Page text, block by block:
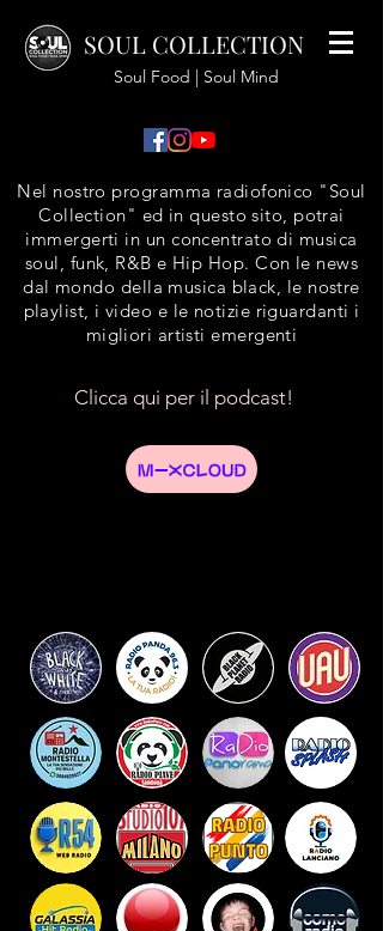
SOUL COLLECTION
Soul Food | Soul Mind
Nel nostro programma radiofonico "Soul
Collection" ed in questo sito, potrai
immergerti in un concentrato di musica
soul, funk, R&B e Hip Hop. Con le news
dal mondo della musica black, le nostre
playlist, i video e le notizie riguardanti i
migliori artisti emergenti
Clicca qui per il podcast!